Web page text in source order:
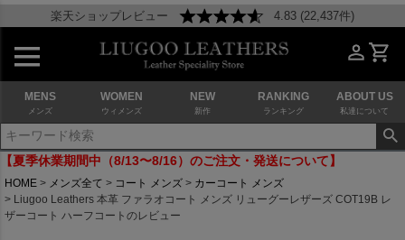
楽天ショップレビュー 4.83 (22,437件)
MENS
メンズ
WOMEN
ウィメンズ
NEW
新作
RANKING
ランキング
ABOUT US
私達について
【夏季休業期間中（8/13〜8/16）のご注文・発送について】
HOME メンズ全て コート メンズ
カーコート メンズ
Liugoo Leathers 本革 ファラオコート メンズ リューグーレザーズ COT19B レ
ザーコート ハーフコートのレビュー